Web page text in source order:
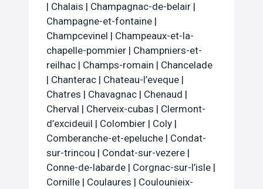
| Chalais | Champagnac-de-belair |
Champagne-et-fontaine |
Champcevinel | Champeaux-et-la-
chapelle-pommier | Champniers-et-
reilhac | Champs-romain | Chancelade
| Chanterac | Chateau-l’eveque |
Chatres | Chavagnac | Chenaud |
Cherval | Cherveix-cubas | Clermont-
d’excideuil | Colombier | Coly |
Comberanche-et-epeluche | Condat-
sur-trincou | Condat-sur-vezere |
Conne-de-labarde | Corgnac-sur-l’isle |
Cornille | Coulaures | Coulounieix-